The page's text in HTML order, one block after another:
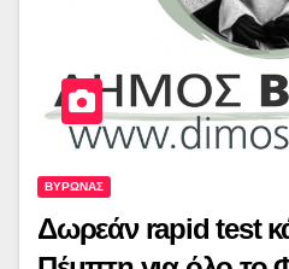
ΒΥΡΩΝΑΣ
Δωρεάν rapid test